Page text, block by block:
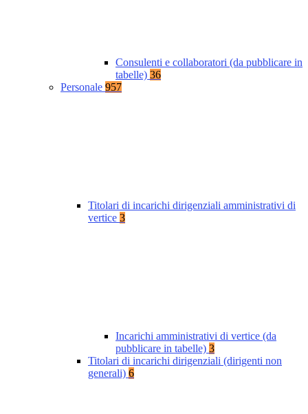
Consulenti e collaboratori (da pubblicare in
tabelle) 36
Personale 957
Titolari di incarichi dirigenziali amministrativi di
vertice 3
Incarichi amministrativi di vertice (da
pubblicare in tabelle) 3
Titolari di incarichi dirigenziali (dirigenti non
generali) 6